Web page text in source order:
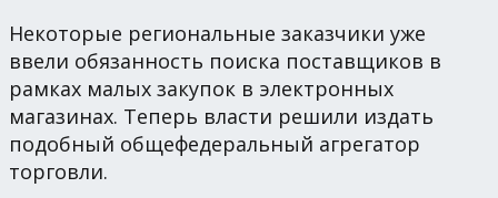
Некоторые региональные заказчики уже
ввели обязанность поиска поставщиков в
рамках малых закупок в электронных
магазинах. Теперь власти решили издать
подобный общефедеральный агрегатор
торговли.